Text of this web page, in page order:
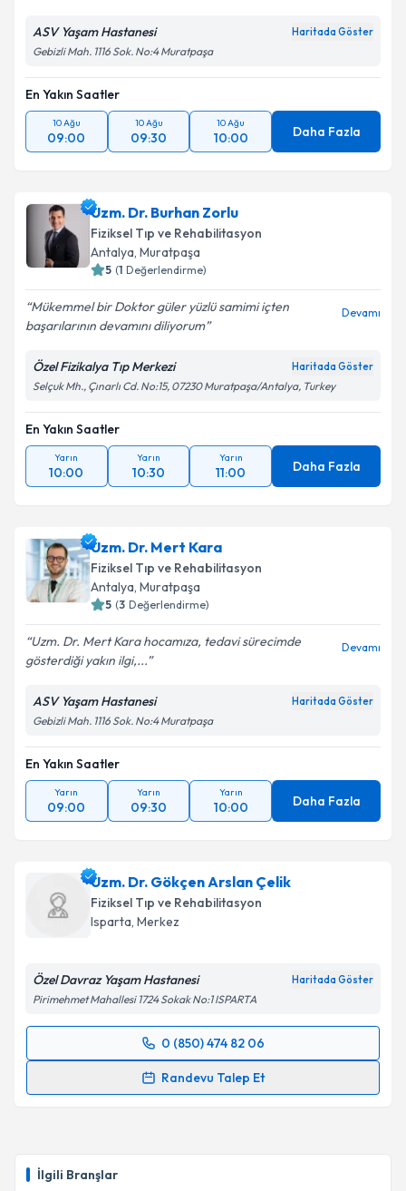
İlgili Branşlar
ASV Yaşam Hastanesi Haritada Göster
Gebizli Mah. 1116 Sok. No:4 Muratpaşa
En Yakın Saatler
10 Ağu
09:00
10 Ağu
09:30
10 Ağu
10:00 Daha Fazla
Uzm. Dr. Burhan Zorlu
Fiziksel Tıp ve Rehabilitasyon
Antalya, Muratpaşa
5 (1 Değerlendirme)
Mükemmel bir Doktor güler yüzlü samimi içten
başarılarının devamını diliyorum
Devamı
Özel Fizikalya Tıp Merkezi Haritada Göster
Selçuk Mh., Çınarlı Cd. No:15, 07230 Muratpaşa/Antalya, Turkey
En Yakın Saatler
Yarın
10:00
Yarın
10:30
Yarın
11:00 Daha Fazla
Uzm. Dr. Mert Kara
Fiziksel Tıp ve Rehabilitasyon
Antalya, Muratpaşa
5 (3 Değerlendirme)
Uzm. Dr. Mert Kara hocamıza, tedavi sürecimde
gösterdiği yakın ilgi,...
Devamı
ASV Yaşam Hastanesi Haritada Göster
Gebizli Mah. 1116 Sok. No:4 Muratpaşa
En Yakın Saatler
Yarın
09:00
Yarın
09:30
Yarın
10:00 Daha Fazla
Uzm. Dr. Gökçen Arslan Çelik
Fiziksel Tıp ve Rehabilitasyon
Isparta, Merkez
Özel Davraz Yaşam Hastanesi Haritada Göster
Pirimehmet Mahallesi 1724 Sokak No:1 ISPARTA
0 (850) 474 82 06
Randevu Talep Et
Randevu Takvimi Talebi
bilgilendireceğiz.